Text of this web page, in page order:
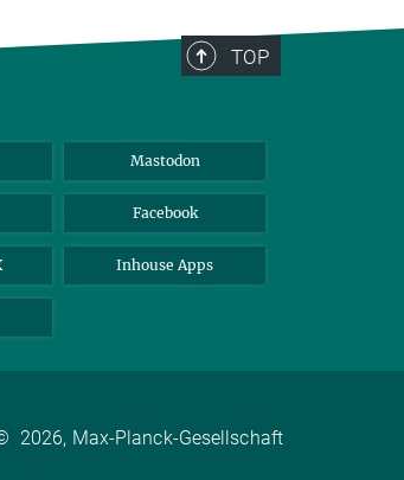
TOP
Mastodon
Facebook
Inhouse Apps
2026, Max-Planck-Gesellschaft